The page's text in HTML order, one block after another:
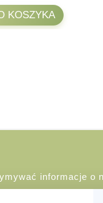
KOSZYKA
informacje o